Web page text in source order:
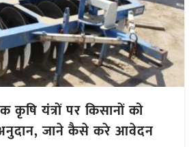
यंत्रों पर किसानों को
जाने कैसे करे आवेदन